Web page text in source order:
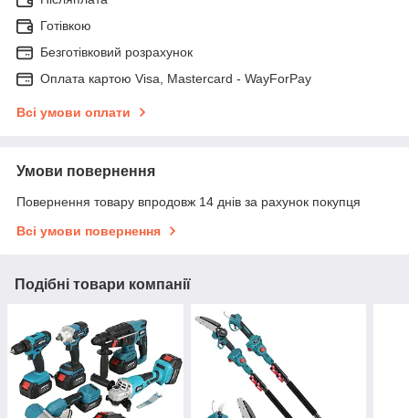
Готівкою
Безготівковий розрахунок
Оплата картою Visa, Mastercard - WayForPay
Всі умови оплати
Умови повернення
Повернення товару впродовж 14 днів за рахунок покупця
Всі умови повернення
Подібні товари компанії